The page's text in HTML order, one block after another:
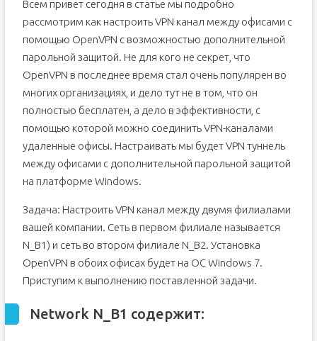
(office1.key) для клиента.
Генерация параметров DiffieHellman (dh1024.pem).
Генерация ключа tls-auth (ta.key) для
аутентификации пакетов
Настройка клиента.
Настройка брандмауэра и маршрутизация.
Всем привет сегодня в статье мы подробно
рассмотрим как настроить VPN канал между офисами с
помощью OpenVPN с возможностью дополнительной
парольной защитой. Не для кого не секрет, что
OpenVPN в последнее время стал очень популярен во
многих организациях, и дело тут не в том, что он
полностью бесплатен, а дело в эффективности, с
помощью которой можно соединить VPN-каналами
удаленные офисы. Настраивать мы будет VPN туннель
между офисами с дополнительной парольной защитой
на платформе Windows.
Задача: Настроить VPN канал между двумя филиалами
вашей компании. Сеть в первом филиале называется
N_B1) и сеть во втором филиале N_B2. Установка
OpenVPN в обоих офисах будет на ОС Windows 7.
Приступим к выполнению поставленной задачи.
Network N_B1 содержит: